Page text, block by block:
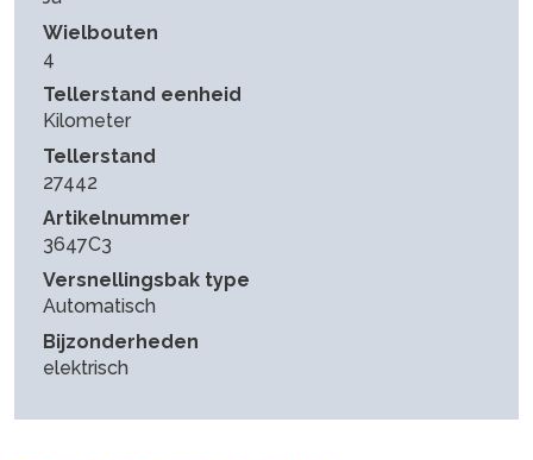
Wielbouten
4
Tellerstand eenheid
Kilometer
Tellerstand
27442
Artikelnummer
3647C3
Versnellingsbak type
Automatisch
Bijzonderheden
elektrisch